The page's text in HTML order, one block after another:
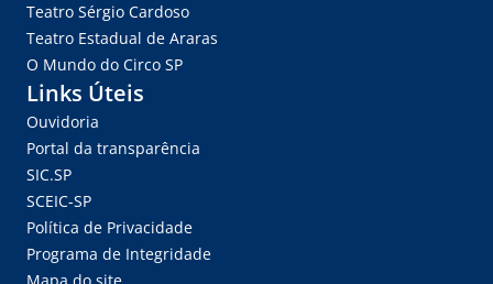
Teatro Sérgio Cardoso
Teatro Estadual de Araras
O Mundo do Circo SP
Links Úteis
Ouvidoria
Portal da transparência
SIC.SP
SCEIC-SP
Política de Privacidade
Programa de Integridade